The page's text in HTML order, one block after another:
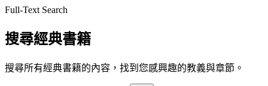
Full-Text Search
搜尋經典書籍
搜尋所有經典書籍的內容，找到您感興趣的教義與章節。